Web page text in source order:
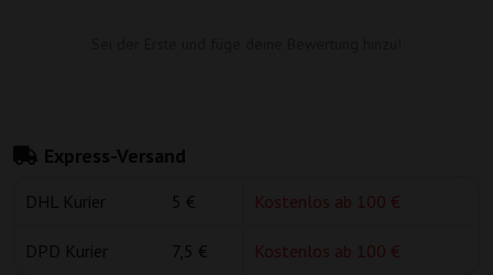
Express-Versand
DHL Kurier 5 € Kostenlos ab 100 €
DPD Kurier 7,5 € Kostenlos ab 100 €